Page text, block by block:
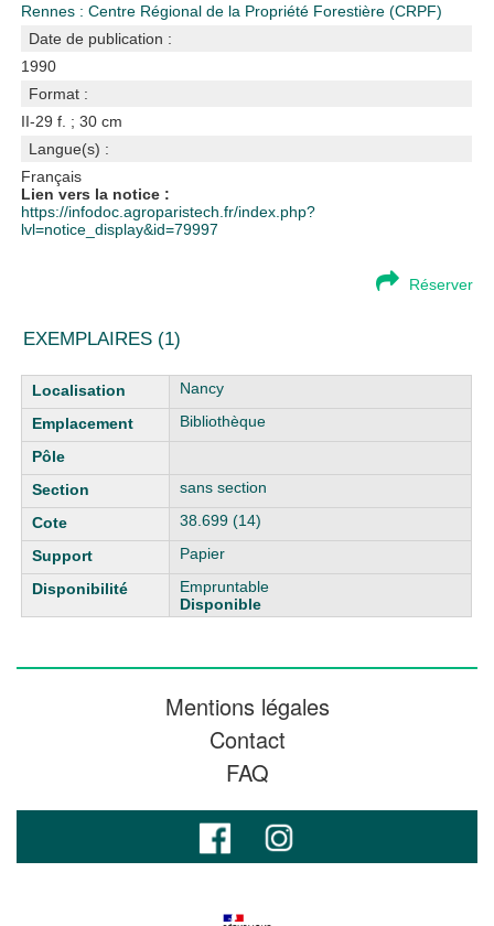
Rennes : Centre Régional de la Propriété Forestière (CRPF)
Date de publication :
1990
Format :
II-29 f. ; 30 cm
Langue(s) :
Français
Lien vers la notice :
https://infodoc.agroparistech.fr/index.php?
lvl=notice_display&id=79997
Réserver
EXEMPLAIRES (1)
Liste des exemplaires
Nancy
Bibliothèque
sans section
38.699 (14)
Papier
Empruntable
Disponible
Mentions légales
Contact
FAQ